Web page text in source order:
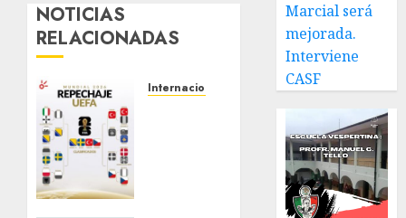
NOTICIAS
RELACIONADAS
Internacional
Marcial será
mejorada.
Interviene
CASF